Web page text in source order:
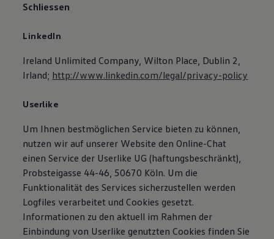
Schliessen
LinkedIn
Ireland Unlimited Company, Wilton Place, Dublin 2,
Irland; http://www.linkedin.com/legal/privacy-policy
Userlike
Um Ihnen bestmöglichen Service bieten zu können,
nutzen wir auf unserer Website den Online-Chat
einen Service der Userlike UG (haftungsbeschränkt),
Probsteigasse 44-46, 50670 Köln. Um die
Funktionalität des Services sicherzustellen werden
Logfiles verarbeitet und Cookies gesetzt.
Informationen zu den aktuell im Rahmen der
Einbindung von Userlike genutzten Cookies finden Sie